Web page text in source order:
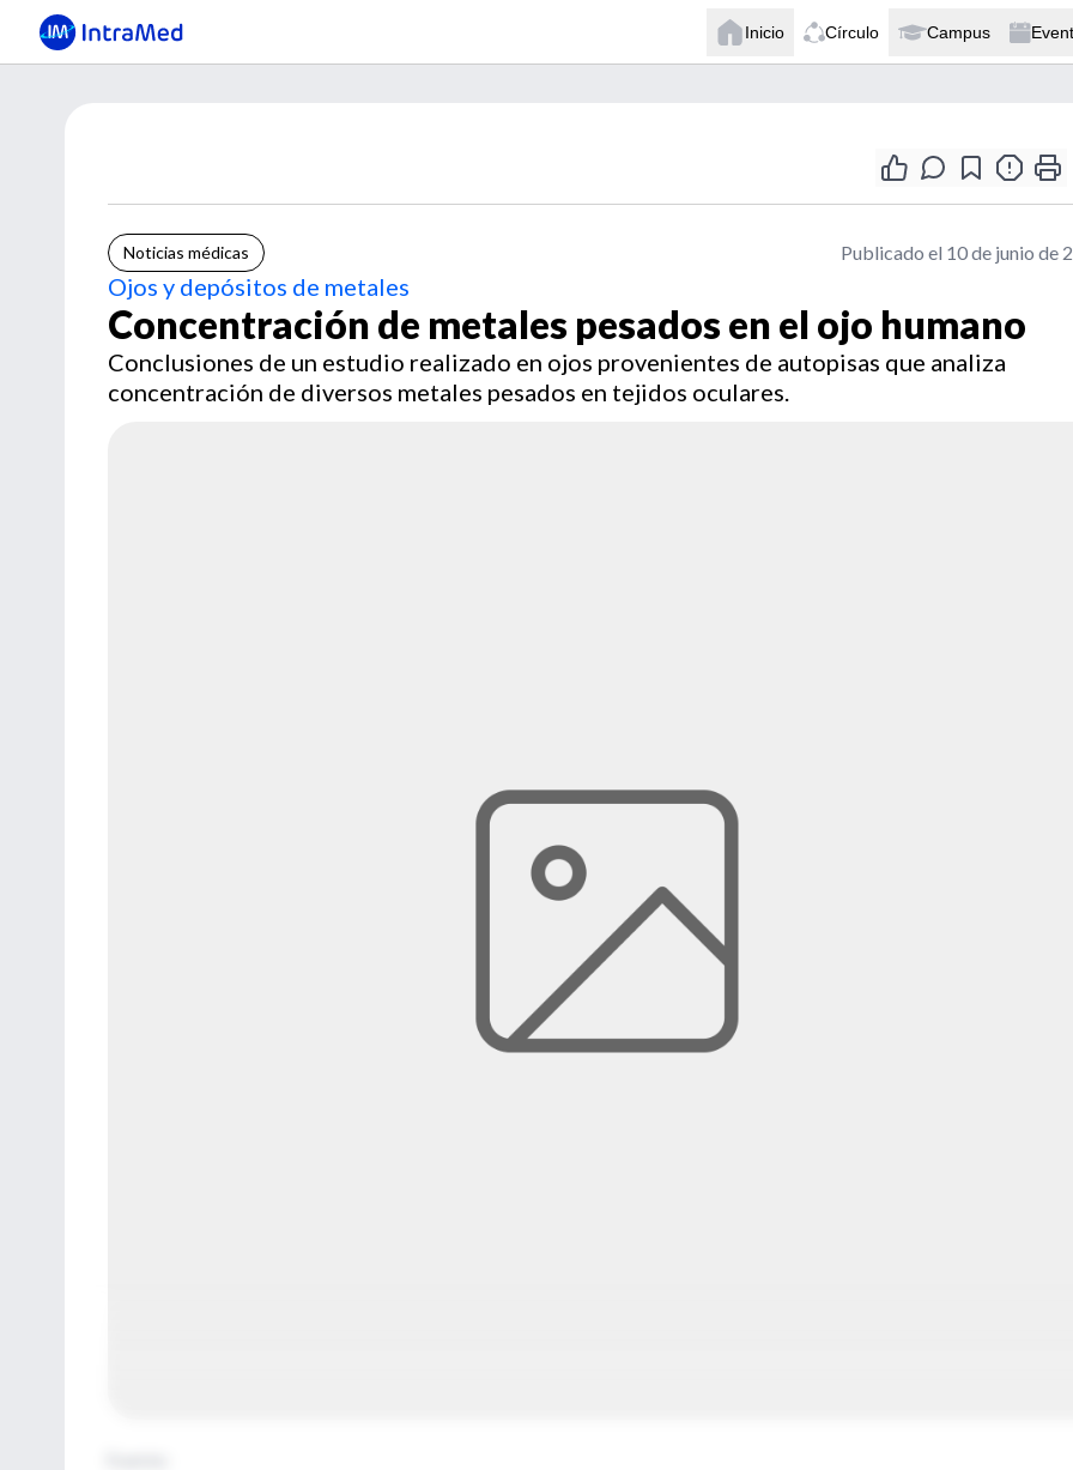
Inicio Círculo Campus
Noticias médicas Publicado el 10 de junio de
Ojos y depósitos de metales
Concentración de metales pesados en el ojo humano
Conclusiones de un estudio realizado en ojos provenientes de autopisas que analiza
concentración de diversos metales pesados en tejidos oculares.